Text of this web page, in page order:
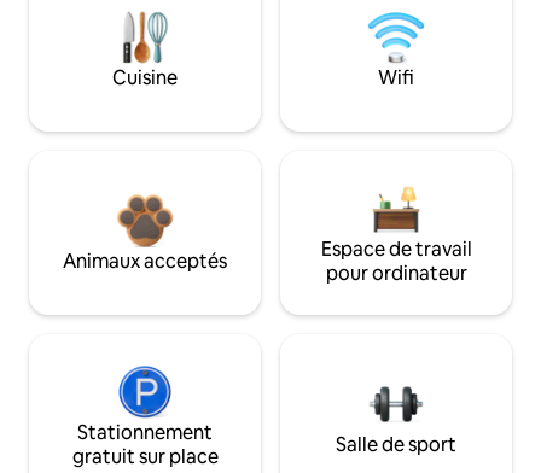
Cuisine Wifi
Animaux acceptés
Espace de travail
pour ordinateur
Stationnement
gratuit sur place
Salle de sport